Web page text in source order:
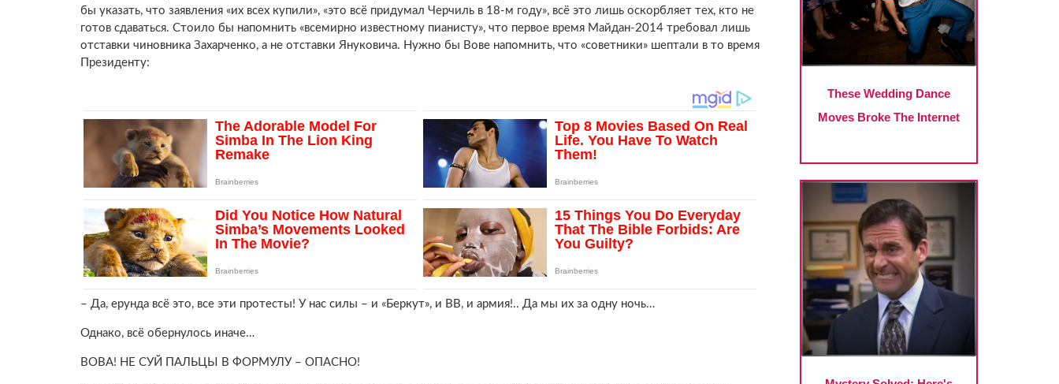
бы указать, что заявления «их всех купили», «это всё придумал Черчиль в 18-м году», всё это лишь оскорбляет тех, кто не
готов сдаваться. Стоило бы напомнить «всемирно известному пианисту», что первое время Майдан-2014 требовал лишь
отставки чиновника Захарченко, а не отставки Януковича. Нужно бы Вове напомнить, что «советники» шептали в то время
Президенту:
– Да, ерунда всё это, все эти протесты! У нас силы – и «Беркут», и ВВ, и армия!.. Да мы их за одну ночь…
Однако, всё обернулось иначе…
ВОВА! НЕ СУЙ ПАЛЬЦЫ В ФОРМУЛУ – ОПАСНО!